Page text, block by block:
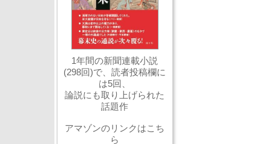
1年間の新聞連載小説
(298回)で、読者投稿欄に
は5回、
論説にも取り上げられた
話題作
アマゾンのリンクはこち
ら